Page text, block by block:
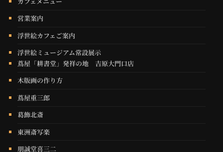
営業案内
浮世絵カフェご案内
浮世絵ミュージアム常設展示
蔦屋「耕書堂」発祥の地 吉原大門口店
木版画の作り方
蔦屋重三郎
葛飾北斎
東洲斎写楽
朋誠堂喜三二